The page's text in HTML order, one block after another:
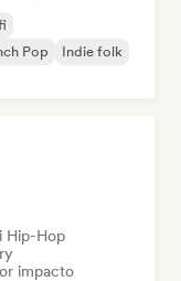
Pop
Indie folk
Hip-Hop
impacto